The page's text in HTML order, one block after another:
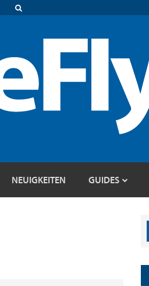
NEUIGKEITEN GUIDES